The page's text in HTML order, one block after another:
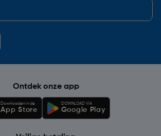
Ontdek onze app
Downloaden in de
App Store
DOWNLOAD VIA
Google Play